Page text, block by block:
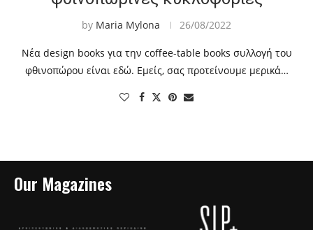
by Maria Mylona 26/08/2022
Nέα design books για την coffee-table books συλλογή του
φθινοπώρου είναι εδώ. Εμείς, σας προτείνουμε μερικά…
Our Magazines